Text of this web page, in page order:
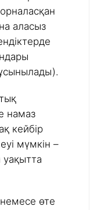
аласыз
намаз
кейбір
мүмкін –
уақытта
өте